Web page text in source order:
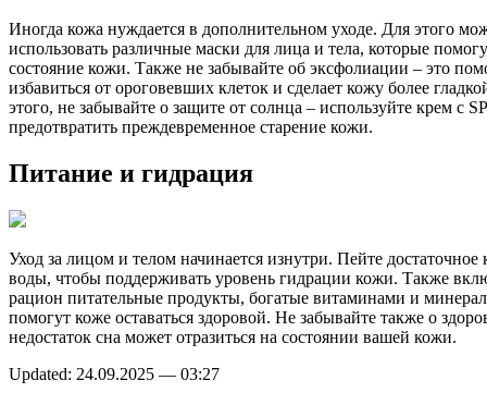
Иногда кожа нуждается в дополнительном уходе. Для этого
использовать различные маски для лица и тела, которые
состояние кожи. Также не забывайте об эксфолиации – это
избавиться от ороговевших клеток и сделает кожу более
этого, не забывайте о защите от солнца – используйте крем с
предотвратить преждевременное старение кожи.
Питание и гидрация
Уход за лицом и телом начинается изнутри. Пейте достаточное
воды, чтобы поддерживать уровень гидрации кожи. Также
рацион питательные продукты, богатые витаминами и
помогут коже оставаться здоровой. Не забывайте также о
недостаток сна может отразиться на состоянии вашей кожи.
Updated: 24.09.2025 — 03:27